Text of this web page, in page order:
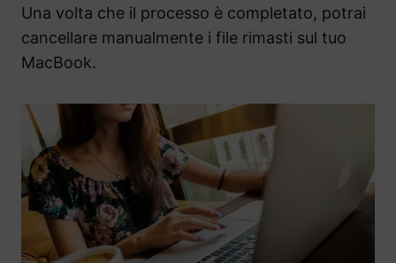
Una volta che il processo è completato, potrai
cancellare manualmente i file rimasti sul tuo
MacBook.